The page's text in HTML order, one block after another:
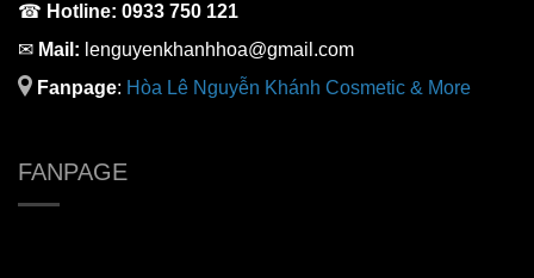
☎ Hotline: 0933 750 121
✉ Mail: lenguyenkhanhhoa@gmail.com
Fanpage: Hòa Lê Nguyễn Khánh Cosmetic & More
FANPAGE